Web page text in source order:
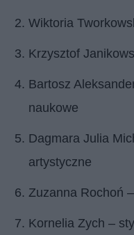
Wiktoria
Krzysztof
Bartosz
naukowe
Dagmara Julia
artystyczne
Zuzanna Rochoń
Kornelia Zych –